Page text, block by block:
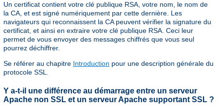
Un certificat contient votre clé publique RSA, votre nom, le nom de
la CA, et est signé numériquement par cette dernière. Les
navigateurs qui reconnaissent la CA peuvent vérifier la signature du
certificat, et ainsi en extraire votre clé publique RSA. Ceci leur
permet de vous envoyer des messages chiffrés que vous seul
pourrez déchiffrer.
Se référer au chapitre Introduction pour une description générale du
protocole SSL.
Y a-t-il une différence au démarrage entre un serveur
Apache non SSL et un serveur Apache supportant SSL ?